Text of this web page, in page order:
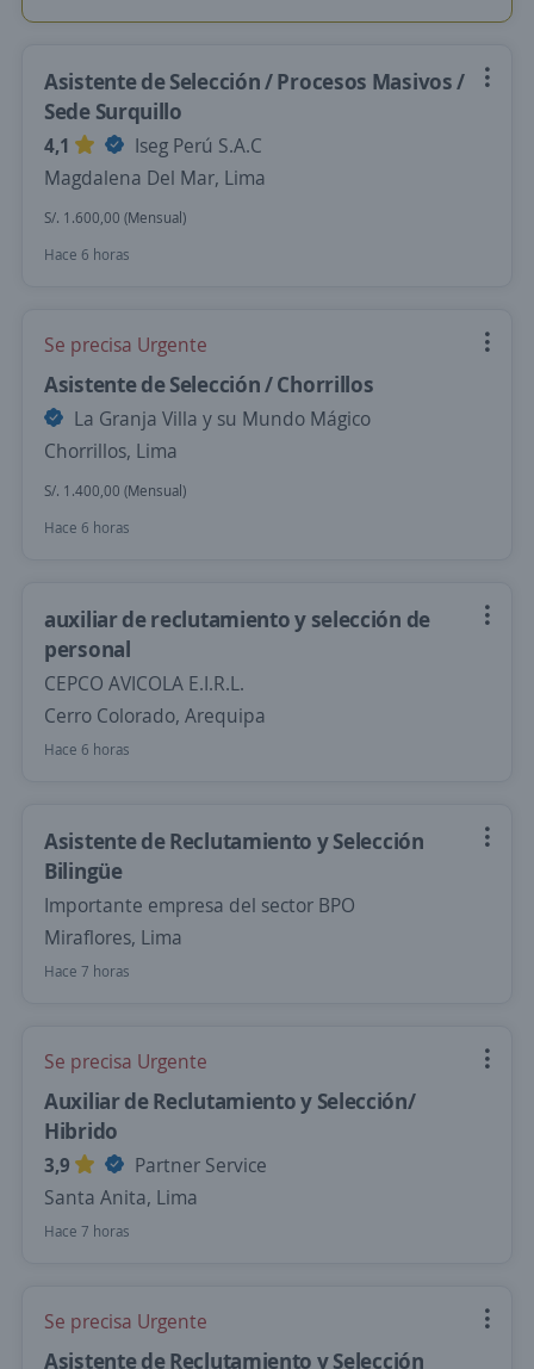
Asistente de Selección / Procesos Masivos /
Sede Surquillo
4,1
Iseg Perú S.A.C
Magdalena Del Mar, Lima
S/. 1.600,00 (Mensual)
Hace 6 horas
Se precisa Urgente
Asistente de Selección / Chorrillos
La Granja Villa y su Mundo Mágico
Chorrillos, Lima
S/. 1.400,00 (Mensual)
Hace 6 horas
auxiliar de reclutamiento y selección de
personal
CEPCO AVICOLA E.I.R.L.
Cerro Colorado, Arequipa
Hace 6 horas
Asistente de Reclutamiento y Selección
Bilingüe
Importante empresa del sector BPO
Miraflores, Lima
Hace 7 horas
Se precisa Urgente
Auxiliar de Reclutamiento y Selección/
Hibrido
3,9
Partner Service
Santa Anita, Lima
Hace 7 horas
Se precisa Urgente
Asistente de Reclutamiento y Selección